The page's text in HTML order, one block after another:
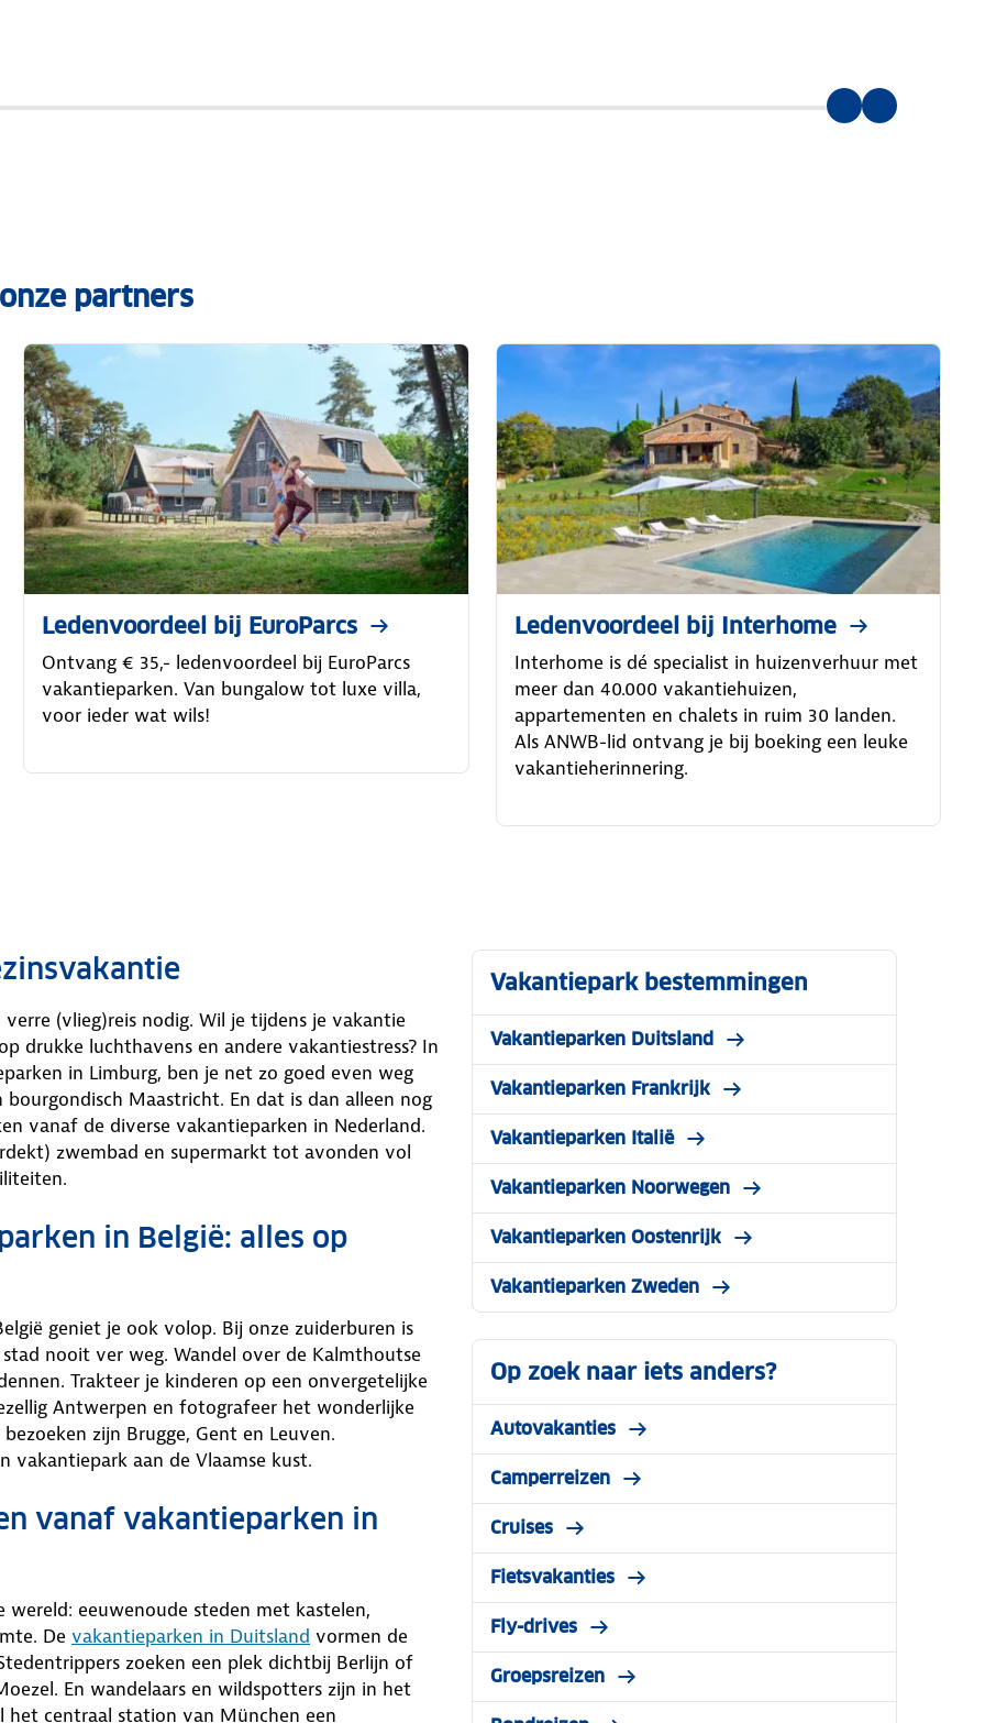
partners
Ledenvoordeel bij EuroParcs
Ontvang € 35,- ledenvoordeel bij EuroParcs
vakantieparken. Van bungalow tot luxe villa,
voor ieder wat wils!
Ledenvoordeel bij Interhome
Interhome is dé specialist in huizenverhuur met
meer dan 40.000 vakantiehuizen,
appartementen en chalets in ruim 30 landen.
Als ANWB-lid ontvang je bij boeking een leuke
vakantieherinnering.
(vlieg)reis nodig. Wil je tijdens je vakantie
drukke luchthavens en andere vakantiestress? In
in Limburg, ben je net zo goed even weg
Maastricht. En dat is dan alleen nog
vanaf de diverse vakantieparken in Nederland.
zwembad en supermarkt tot avonden vol
in België: alles op
geniet je ook volop. Bij onze zuiderburen is
nooit ver weg. Wandel over de Kalmthoutse
Trakteer je kinderen op een onvergetelijke
Antwerpen en fotografeer het wonderlijke
zijn Brugge, Gent en Leuven.
vakantiepark aan de Vlaamse kust.
vanaf vakantieparken in
eeuwenoude steden met kastelen,
De vakantieparken in Duitsland vormen de
zoeken een plek dichtbij Berlijn of
En wandelaars en wildspotters zijn in het
het centraal station van München een
Vakantiepark bestemmingen
Vakantieparken Duitsland
Vakantieparken Frankrijk
Vakantieparken Italië
Vakantieparken Noorwegen
Vakantieparken Oostenrijk
Vakantieparken Zweden
Op zoek naar iets anders?
Autovakanties
Camperreizen
Cruises
Fietsvakanties
Fly-drives
Groepsreizen